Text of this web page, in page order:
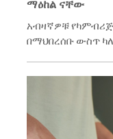
ማዕከል ናቸው
አብዛኛዎቹ የካምብሪጅ
በማህበረሰቡ ውስጥ